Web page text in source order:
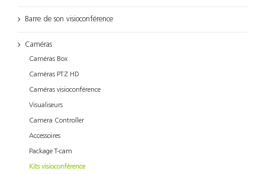
Barre de son visioconférence
Caméras
Caméras Box
Caméras PTZ HD
Caméras visioconférence
Visualiseurs
Camera Controller
Accessoires
Package T-cam
Kits visioconférence